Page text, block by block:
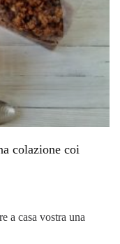
colazione coi
a casa vostra una